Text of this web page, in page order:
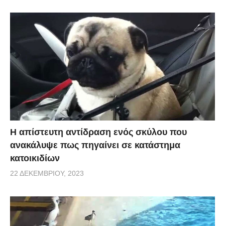
Η απίστευτη αντίδραση ενός σκύλου που
ανακάλυψε πως πηγαίνει σε κατάστημα
κατοικιδίων
22 ΔΕΚΕΜΒΡΊΟΥ, 2023